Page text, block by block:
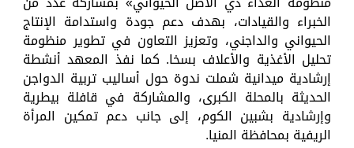
الخبراء والقيادات، بهدف دعم جودة واستدامة الإنتاج
الحيواني والداجني، وتعزيز التعاون في تطوير منظومة
تحليل الأغذية والأعلاف بسخا. كما نفذ المعهد أنشطة
إرشادية ميدانية شملت ندوة حول أساليب تربية الدواجن
الحديثة بالمحلة الكبرى، والمشاركة في قافلة بيطرية
وإرشادية بشبين الكوم، إلى جانب دعم تمكين المرأة
الريفية بمحافظة المنيا.